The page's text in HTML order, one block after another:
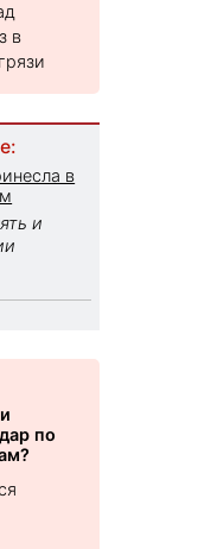
в
в
и
по